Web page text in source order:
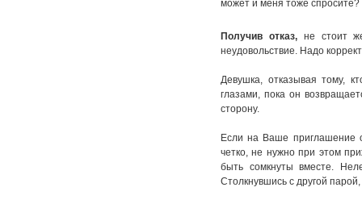
может и меня тоже
Получив отказ,не стоит
неудовольствие. Надо
Девушка, отказывая тому,
глазами, пока он
сторону.
Если на Ваше приглашение
четко, не нужно при этом
быть сомкнуты вместе.
Столкнувшись с другой